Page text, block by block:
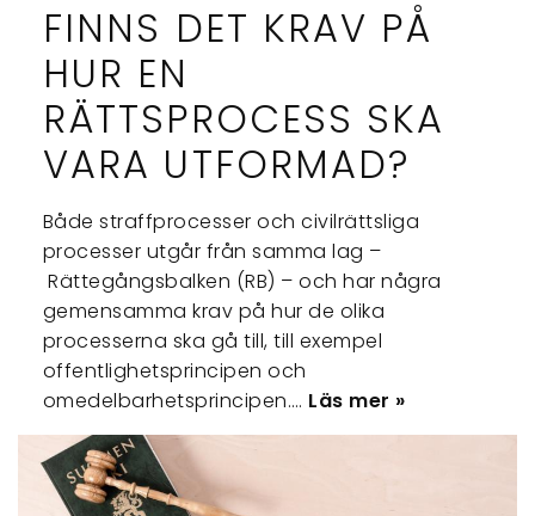
FINNS DET KRAV PÅ
HUR EN
RÄTTSPROCESS SKA
VARA UTFORMAD?
Både straffprocesser och civilrättsliga
processer utgår från samma lag –
Rättegångsbalken (RB) – och har några
gemensamma krav på hur de olika
processerna ska gå till, till exempel
offentlighetsprincipen och
omedelbarhetsprincipen.… Läs mer »